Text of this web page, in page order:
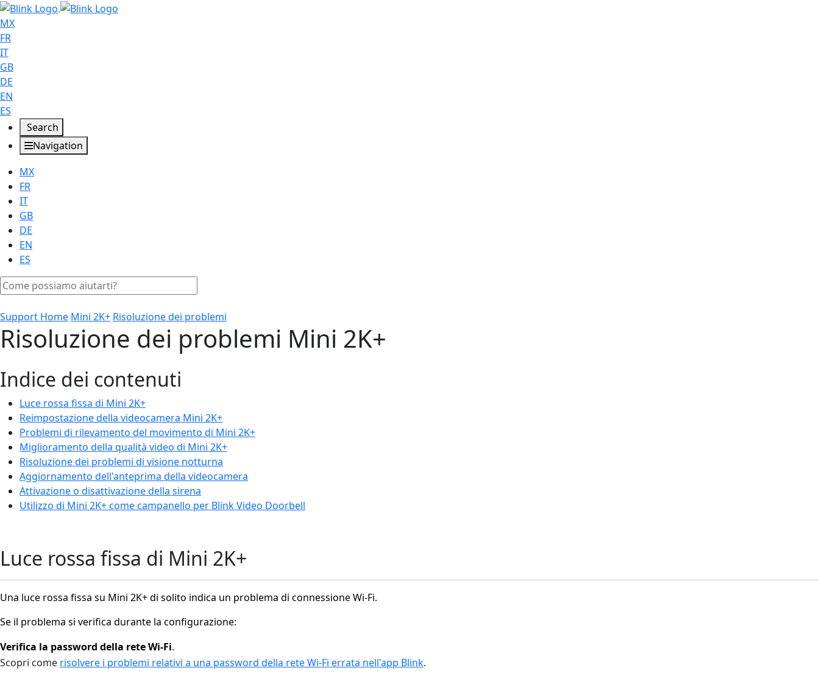
MX
FR
IT
GB
DE
EN
ES
Search
Navigation
MX
FR
IT
GB
DE
EN
ES
Support Home Mini 2K+ Risoluzione dei problemi
Risoluzione dei problemi Mini 2K+
Indice dei contenuti
Luce rossa fissa di Mini 2K+
Reimpostazione della videocamera Mini 2K+
Problemi di rilevamento del movimento di Mini 2K+
Miglioramento della qualità video di Mini 2K+
Risoluzione dei problemi di visione notturna
Aggiornamento dell'anteprima della videocamera
Attivazione o disattivazione della sirena
Utilizzo di Mini 2K+ come campanello per Blink Video Doorbell
Luce rossa fissa di Mini 2K+
Una luce rossa fissa su Mini 2K+ di solito indica un problema di connessione Wi-Fi.
Se il problema si verifica durante la configurazione:
Verifica la password della rete Wi-Fi.
Scopri come risolvere i problemi relativi a una password della rete Wi-Fi errata nell'app Blink.